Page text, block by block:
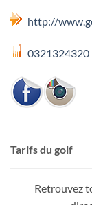
http://
0321324320
Tarifs du golf
Retrouvez